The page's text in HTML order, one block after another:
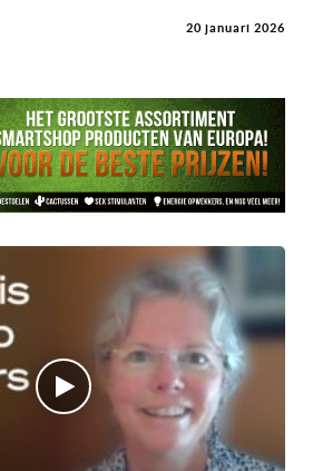
20 januari 2026